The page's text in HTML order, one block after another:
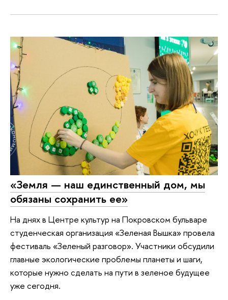
«Земля — наш единственный дом, мы
обязаны сохранить ее»
На днях в Центре культур на Покровском бульваре
студенческая организация «Зеленая Вышка» провела
фестиваль «Зеленый разговор». Участники обсудили
главные экологические проблемы планеты и шаги,
которые нужно сделать на пути в зеленое будущее
уже сегодня.